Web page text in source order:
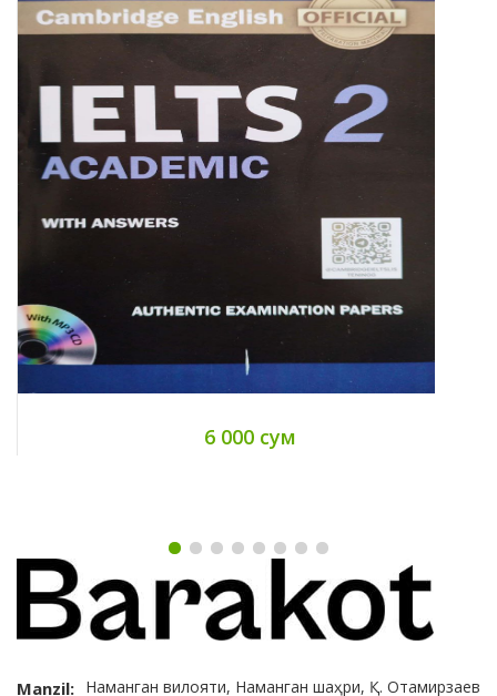
6 000 сум
Manzil: Наманган вилояти, Наманган шаҳри, Қ. Отамирзаев